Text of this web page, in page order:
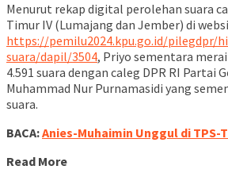
Menurut rekap digital perolehan suara
Timur IV (Lumajang dan Jember) di
https://pemilu2024.kpu.go.id/pilegdpr/
suara/dapil/3504, Priyo sementara
4.591 suara dengan caleg DPR RI Partai
Muhammad Nur Purnamasidi yang
suara.
BACA:Anies-Muhaimin Unggul di TPS-
Read More